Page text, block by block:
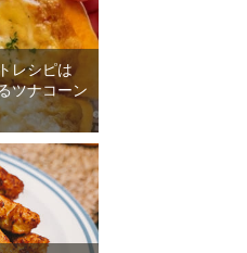
レシピは
ツナコーン